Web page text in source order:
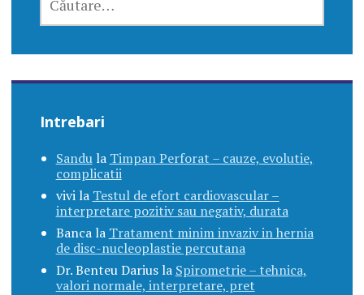
DUPĂ:
Intrebari
Sandula Timpan Perforat – cauze, evolutie,
complicatii
vivila Testul de efort cardiovascular –
interpretare pozitiv sau negativ, durata
Bancala Tratament minim invaziv in hernia
de disc-nucleoplastie percutana
Dr. Benteu Dariusla Spirometrie – tehnica,
valori normale, interpretare, pret